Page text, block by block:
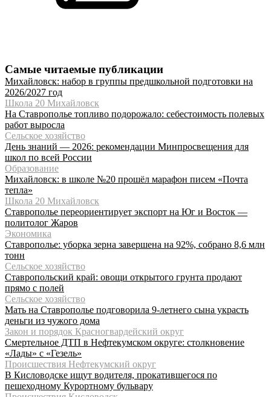
Самые читаемые публикации
Михайловск: набор в группы предшкольной подготовки на
2026/2027 год
Школа 20 Михайловск
На Ставрополье топливо подорожало: себестоимость полевых
работ выросла
Сельское хозяйство
День знаний — 2026: рекомендации Минпросвещения для
школ по всей России
Образование
Михайловск: в школе №20 прошёл марафон писем «Почта
тепла»
Школа 20 Михайловск
Ставрополье переориентирует экспорт на Юг и Восток —
политолог Жаров
Экономика
Ставрополье: уборка зерна завершена на 92%, собрано 8,6 млн
тонн
Сельское хозяйство
Ставропольский край: овощи открытого грунта продают
прямо с полей
Сельское хозяйство
Мать на Ставрополье подговорила 9-летнего сына украсть
деньги из чужого дома
Закон и порядок Красногвардейский округ
Смертельное ДТП в Нефтекумском округе: столкновение
«Лады» с «Гезель»
Происшествия Нефтекумский округ
В Кисловодске ищут водителя, прокатившегося по
пешеходному Курортному бульвару